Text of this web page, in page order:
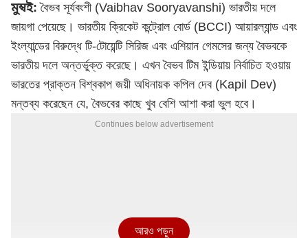
মুম্বই: বৈভব সূর্যবংশী (Vaibhav Sooryavanshi) ভারতীয় দল
জায়গা পেয়েছে। ভারতীয় ক্রিকেট কন্ট্রোল বোর্ড (BCCI) আয়ারল্যান্ড এবং
ইংল্যান্ডের বিরুদ্ধে টি-টোয়েন্টি সিরিজ এবং এশিয়ান গেমসের জন্য বৈভবকে
ভারতীয় দলে অন্তর্ভুক্ত করেছে। এখন বৈভব টিম ইন্ডিয়ায় নির্বাচিত হওয়ায়
ভারতের প্রাক্তন বিশ্বকাপ জয়ী অধিনায়ক কপিল দেব (Kapil Dev)
মন্তব্য করেছেন যে, বৈভবের কাছে খুব বেশি আশা করা ভুল হবে।
Continues below advertisement
আরও পড়ুন